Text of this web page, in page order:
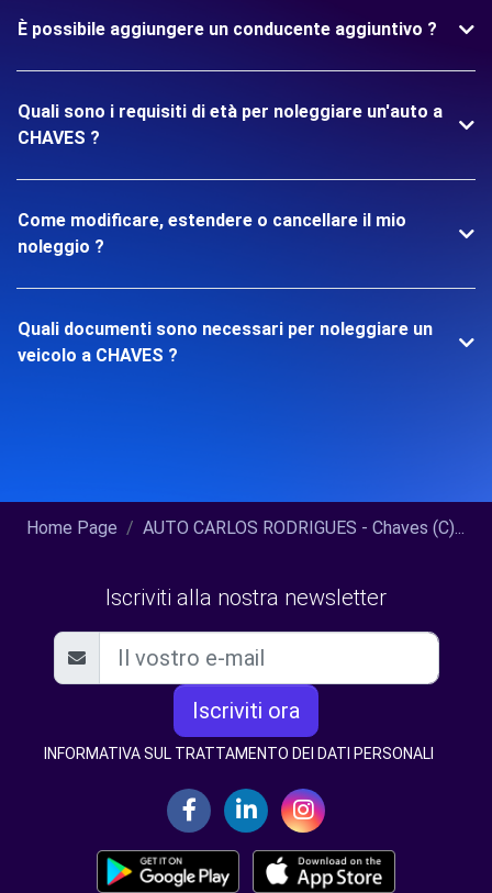
È possibile aggiungere un conducente aggiuntivo ?
Quali sono i requisiti di età per noleggiare un'auto a
CHAVES ?
Come modificare, estendere o cancellare il mio
noleggio ?
Quali documenti sono necessari per noleggiare un
veicolo a CHAVES ?
Home Page AUTO CARLOS RODRIGUES - Chaves (C)...
Iscriviti alla nostra newsletter
Iscriviti ora
INFORMATIVA SUL TRATTAMENTO DEI DATI PERSONALI